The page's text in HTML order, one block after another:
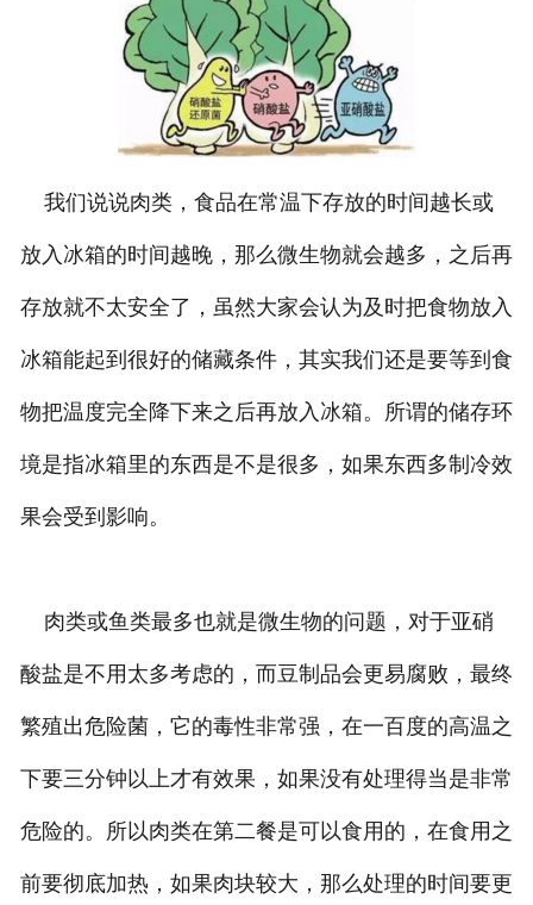
我们说说肉类，食品在常温下存放的时间越长或
放入冰箱的时间越晚，那么微生物就会越多，之后再
存放就不太安全了，虽然大家会认为及时把食物放入
冰箱能起到很好的储藏条件，其实我们还是要等到食
物把温度完全降下来之后再放入冰箱。所谓的储存环
境是指冰箱里的东西是不是很多，如果东西多制冷效
果会受到影响。
肉类或鱼类最多也就是微生物的问题，对于亚硝
酸盐是不用太多考虑的，而豆制品会更易腐败，最终
繁殖出危险菌，它的毒性非常强，在一百度的高温之
下要三分钟以上才有效果，如果没有处理得当是非常
危险的。所以肉类在第二餐是可以食用的，在食用之
前要彻底加热，如果肉块较大，那么处理的时间要更